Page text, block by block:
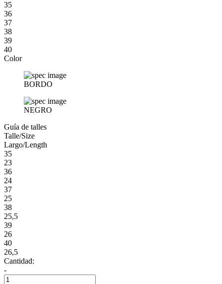
35
36
37
38
39
40
Color
BORDO
NEGRO
Guía de talles
Talle/Size
Largo/Length
35
23
36
24
37
25
38
25,5
39
26
40
26,5
Cantidad:
-